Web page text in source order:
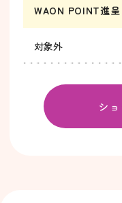
WAON POINT進呈
対象外
シ